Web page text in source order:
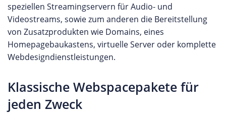
speziellen Streamingservern für Audio- und
Videostreams, sowie zum anderen die Bereitstellung
von Zusatzprodukten wie Domains, eines
Homepagebaukastens, virtuelle Server oder komplette
Webdesigndienstleistungen.
Klassische Webspacepakete für
jeden Zweck